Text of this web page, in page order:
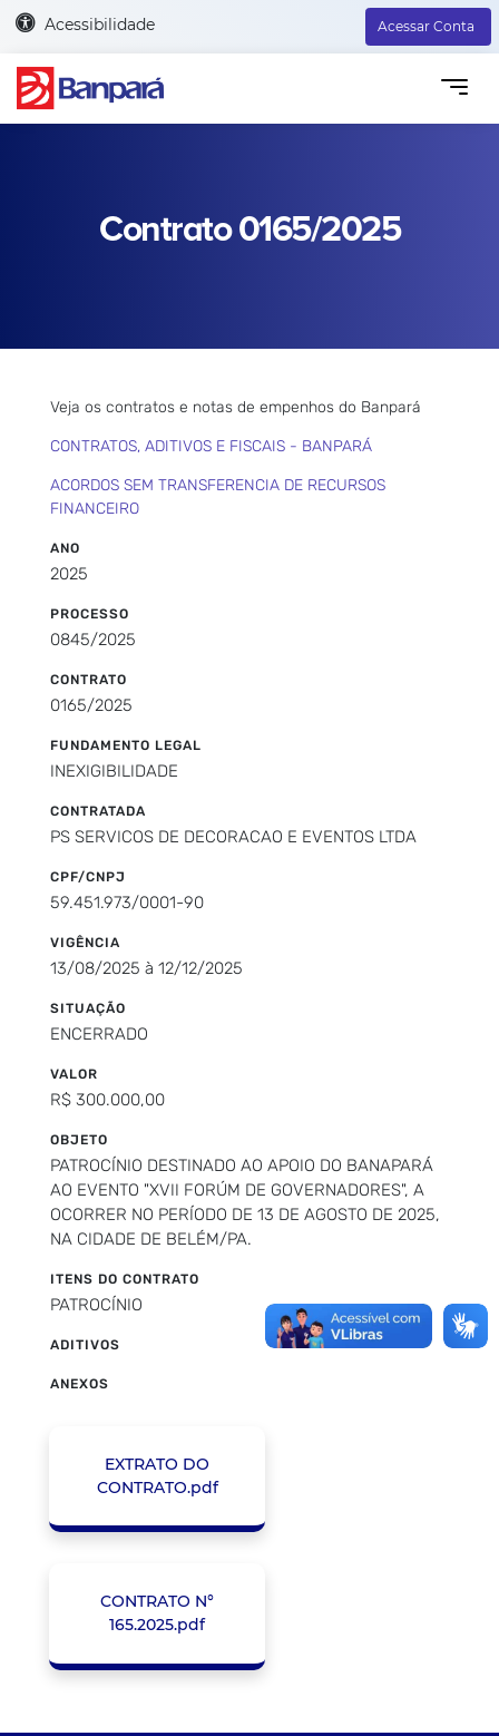
Acessibilidade Acessar Conta
Contrato 0165/2025
Veja os contratos e notas de empenhos do Banpará
CONTRATOS, ADITIVOS E FISCAIS - BANPARÁ
ACORDOS SEM TRANSFERENCIA DE RECURSOS
FINANCEIRO
ANO
2025
PROCESSO
0845/2025
CONTRATO
0165/2025
FUNDAMENTO LEGAL
INEXIGIBILIDADE
CONTRATADA
PS SERVICOS DE DECORACAO E EVENTOS LTDA
CPF/CNPJ
59.451.973/0001-90
VIGÊNCIA
13/08/2025 à 12/12/2025
SITUAÇÃO
ENCERRADO
VALOR
R$ 300.000,00
OBJETO
PATROCÍNIO DESTINADO AO APOIO DO BANAPARÁ
AO EVENTO "XVII FORÚM DE GOVERNADORES", A
OCORRER NO PERÍODO DE 13 DE AGOSTO DE 2025,
NA CIDADE DE BELÉM/PA.
ITENS DO CONTRATO
PATROCÍNIO
ADITIVOS
ANEXOS
EXTRATO DO
CONTRATO.pdf
CONTRATO N°
165.2025.pdf